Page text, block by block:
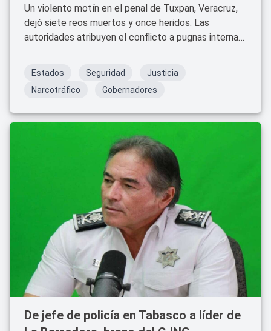
Un violento motín en el penal de Tuxpan, Veracruz,
dejó siete reos muertos y once heridos. Las
autoridades atribuyen el conflicto a pugnas internas
dentro del centro penitenciario.
Estados Seguridad
Justicia
Narcotráfico
Gobernadores
De jefe de policía en Tabasco a líder de